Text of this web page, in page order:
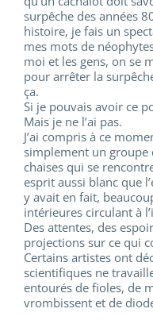
surpêche des années
histoire, je fais un
mes mots de
moi et les gens, on se
pour arrêter la
ça.
Si je pouvais avoir ce
Mais je ne l’ai pas.
J’ai compris à ce
simplement un groupe
chaises qui se
esprit aussi blanc que
y avait en fait,
intérieures circulant à
Des attentes, des
projections sur ce qui
Certains artistes ont
scientifiques ne
entourés de fioles, de
vrombissent et de